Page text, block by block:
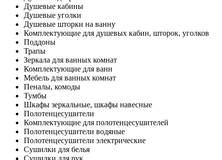
Душевые кабины
Душевые уголки
Душевые шторки на ванну
Комплектующие для душевых кабин, шторок, уголков
Поддоны
Трапы
Зеркала для ванных комнат
Комплектующие для ванн
Мебель для ванных комнат
Пеналы, комоды
Тумбы
Шкафы зеркальные, шкафы навесные
Полотенцесушители
Комплектующие для полотенцесушителей
Полотенцесушители водяные
Полотенцесушители электрические
Сушилки для белья
Сушилки для рук